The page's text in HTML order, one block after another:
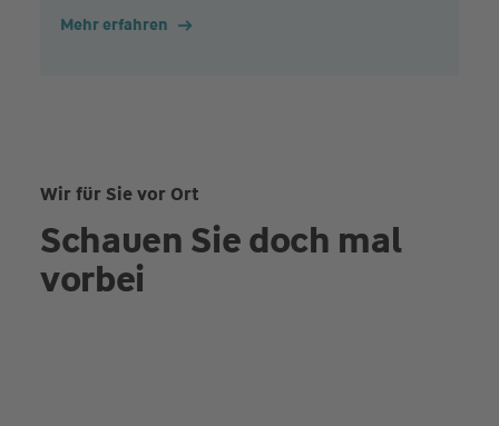
Mehr erfahren
Wir für Sie vor Ort
Schauen Sie doch mal
vorbei